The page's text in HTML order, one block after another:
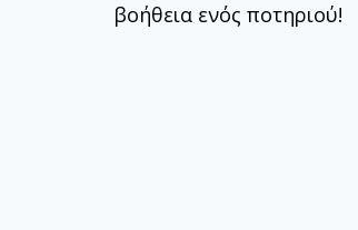
βοήθεια ενός ποτηριού!